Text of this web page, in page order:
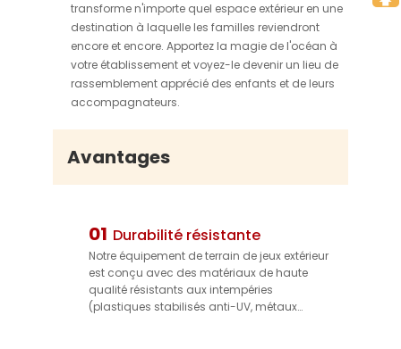
transforme n'importe quel espace extérieur en une
destination à laquelle les familles reviendront
encore et encore. Apportez la magie de l'océan à
votre établissement et voyez-le devenir un lieu de
rassemblement apprécié des enfants et de leurs
accompagnateurs.
Avantages
01 Durabilité résistante
Notre équipement de terrain de jeux extérieur
est conçu avec des matériaux de haute
qualité résistants aux intempéries
(plastiques stabilisés anti-UV, métaux